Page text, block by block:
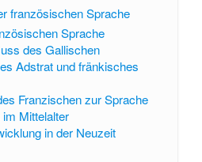
französischen Sprache
Sprache
des Gallischen
Adstrat und fränkisches
Franzischen zur Sprache
Mittelalter
in der Neuzeit